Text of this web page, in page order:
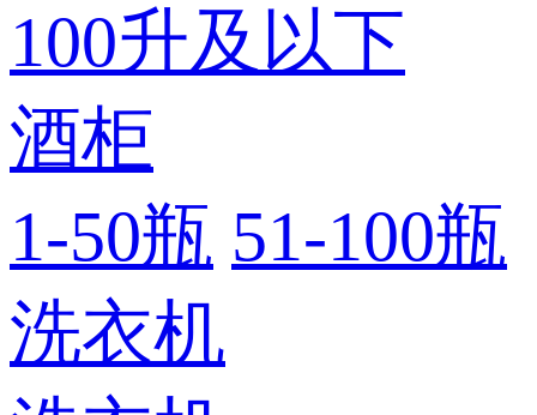
100升及以下
酒柜
1-50瓶 51-100瓶
洗衣机